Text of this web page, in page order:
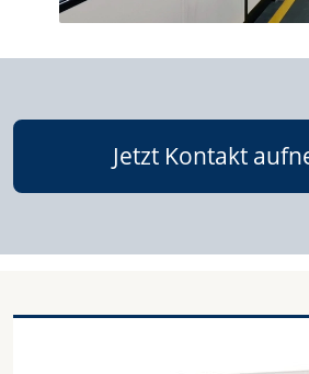
Jetzt Kontakt